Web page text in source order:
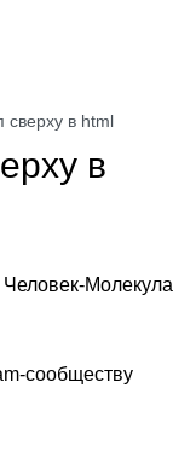
сверху в html
в
Человек-Молекула
сообществу